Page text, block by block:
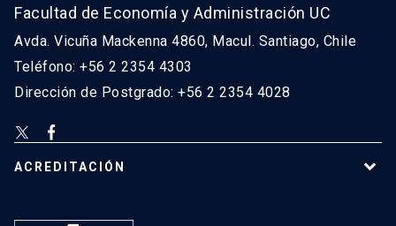
Facultad de Economía y Administración UC
Avda. Vicuña Mackenna 4860, Macul. Santiago, Chile
Teléfono: +56 2 2354 4303
Dirección de Postgrado: +56 2 2354 4028
ACREDITACIÓN